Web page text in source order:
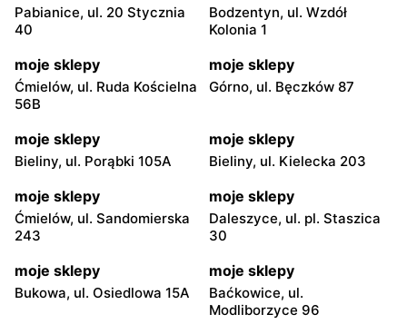
Pabianice, ul. 20 Stycznia
40
Bodzentyn, ul. Wzdół
Kolonia 1
moje sklepy
Ćmielów, ul. Ruda Kościelna
56B
moje sklepy
Górno, ul. Bęczków 87
moje sklepy
Bieliny, ul. Porąbki 105A
moje sklepy
Bieliny, ul. Kielecka 203
moje sklepy
Ćmielów, ul. Sandomierska
243
moje sklepy
Daleszyce, ul. pl. Staszica
30
moje sklepy
Bukowa, ul. Osiedlowa 15A
moje sklepy
Baćkowice, ul.
Modliborzyce 96